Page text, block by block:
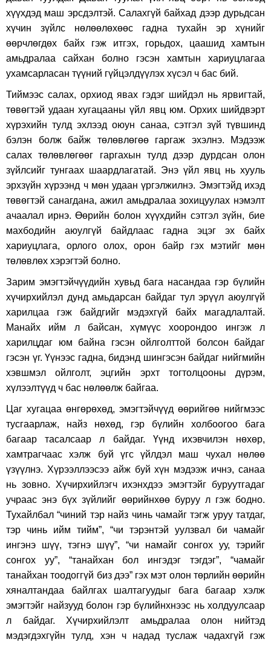
хүүхдэд маш эрсдэлтэй. Салахгүй байхад дээр дурьдсан
хүчин зүйлс нөлөөлөхөөс гадна тухайн эр хүнийг
өөрчлөгдөх байх гэж итгэх, горьдох, цаашид хамтын
амьдралаа сайхан болно гэсэн хамтын хариуцлагаа
ухамсарласан түүний гүйцэлдүүлэх хүсэл ч бас бий.
Тиймээс салах, орхиод явах гэдэг шийдэл нь ярвигтай,
төвөгтэй удаан хугацааны үйл явц юм. Орхих шийдвэрт
хүрэхийн тулд эхлээд оюун санаа, сэтгэл зүй түвшинд
бэлэн болж байж төлөвлөгөө гаргаж эхэлнэ. Мэдээж
салах төлөвлөгөөг гаргахын тулд дээр дурдсан олон
зүйлсийг тунгаах шаардлагатай. Энэ үйл явц нь хууль
эрхзүйн хүрээнд ч мөн удаан үргэлжилнэ. Эмэгтэйд ихэд
төвөгтэй санагдана, ажил амьдралаа зохицуулах нэмэлт
ачаалал ирнэ. Өөрийн болон хүүхдийн сэтгэл зүйн, бие
махбодийн аюулгүй байдлаас гадна эцэг эх байх
хариуцлага, орлого олох, орон байр гэх мэтийг мөн
төлөвлөх хэрэгтэй болно.
Зарим эмэгтэйчүүдийн хувьд бага насандаа гэр бүлийн
хүчирхийлэл дунд амьдарсан байдаг тул эрүүл аюулгүй
харилцаа гэж байдгийг мэдэхгүй байх магадлалтай.
Манайх ийм л байсан, хүмүүс хоорондоо ингэж л
харилцдаг юм байна гэсэн ойлголттой болсон байдаг
гэсэн үг. Үүнээс гадна, бидэнд шингэсэн байдаг нийгмийн
хэвшмэл ойлголт, эцгийн эрхт тогтолцооны дүрэм,
хүлээлтүүд ч бас нөлөөлж байгаа.
Цаг хугацаа өнгөрөхөд, эмэгтэйчүүд өөрийгөө нийгмээс
тусгаарлаж, найз нөхөд, гэр бүлийн холбоогоо бага
багаар тасалсаар л байдаг. Үүнд ихэвчилэн нөхөр,
хамтрагчаас хэлж буй үгс үйлдэл маш чухал нөлөө
үзүүлнэ. Хүрээллээсээ айж буй хүн мэдээж ичнэ, санаа
нь зовно. Хүчирхийлэгч ихэнхдээ эмэгтэйг буруутгадаг
учраас энэ бүх зүйлийг өөрийнхөө буруу л гэж бодно.
Тухайлбал “чиний тэр найз чинь чамайг тэгж уруу татдаг,
тэр чинь ийм тийм”, “чи тэрэнтэй уулзвал би чамайг
ингэнэ шүү, тэгнэ шүү”, “чи намайг сонгох уу, тэрийг
сонгох уу”, “танайхан бол ингэдэг тэгдэг”, “чамайг
танайхан тоодоггүй биз дээ” гэх мэт олон төрлийн өөрийн
хяналтандаа байлгах шалтагуудыг бага багаар хэлж
эмэгтэйг найзууд болон гэр бүлийнхнээс нь холдуулсаар
л байдаг. Хүчирхийлэлт амьдралаа олон нийтэд
мэдэгдэхгүйн тулд, хэн ч надад туслаж чадахгүй гэж